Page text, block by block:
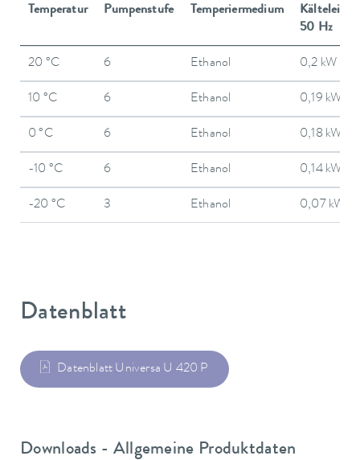
Temperatur Pumpenstufe Temperiermedium
50 Hz
20 °C 6 Ethanol 0,2 kW
10 °C 6 Ethanol 0,19 kW
0 °C 6 Ethanol 0,18 kW
-10 °C 6 Ethanol 0,14 kW
-20 °C 3 Ethanol 0,07 kW
Datenblatt
Datenblatt Universa U 420 P
Downloads - Allgemeine Produktdaten